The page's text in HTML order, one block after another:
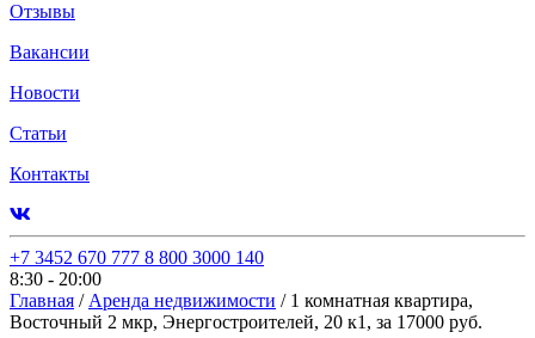
Отзывы
Вакансии
Новости
Статьи
Контакты
+7 3452 670 777 8 800 3000 140
8:30 - 20:00
Главная / Аренда недвижимости / 1 комнатная квартира,
Восточный 2 мкр, Энергостроителей, 20 к1, за 17000 руб.